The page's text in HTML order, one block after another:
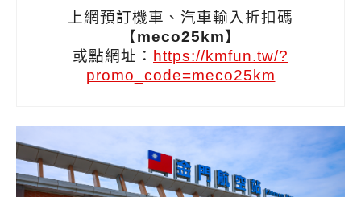
上網預訂機車、汽車輸入折扣碼
【meco25km】
或點網址： https://kmfun.tw/?
promo_code=meco25km